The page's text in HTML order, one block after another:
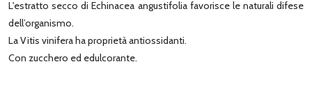
L'estratto secco di Echinacea angustifolia favorisce le naturali difese
dell’organismo.
La Vitis vinifera ha proprietà antiossidanti.
Con zucchero ed edulcorante.